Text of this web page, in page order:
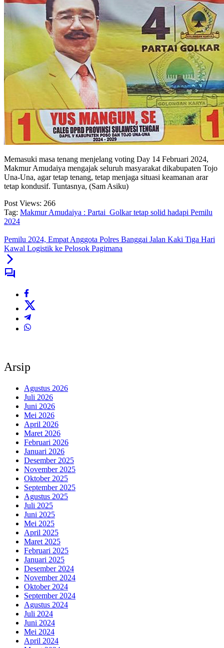
Memasuki masa tenang menjelang voting Day 14 Februari 2024,
Makmur Amudaiya mengajak seluruh masyarakat dikabupaten Tojo
Una-Una, agar tetap tenang, tetap menjaga situasi keamanan arar
tetap kondusif. Tuntasnya, (Sam Asiku)
Post Views: 266
Tag: Makmur Amudaiya : Partai Golkar tetap solid hadapi Pemilu
2024
Pemilu 2024, Empat Anggota Polres Banggai Jalan Kaki Tiga Hari
Kawal Logistik ke Pelosok Pagimana
Arsip
Agustus 2026
Juli 2026
Juni 2026
Mei 2026
April 2026
Maret 2026
Februari 2026
Januari 2026
Desember 2025
November 2025
Oktober 2025
September 2025
Agustus 2025
Juli 2025
Juni 2025
Mei 2025
April 2025
Maret 2025
Februari 2025
Januari 2025
Desember 2024
November 2024
Oktober 2024
September 2024
Agustus 2024
Juli 2024
Juni 2024
Mei 2024
April 2024